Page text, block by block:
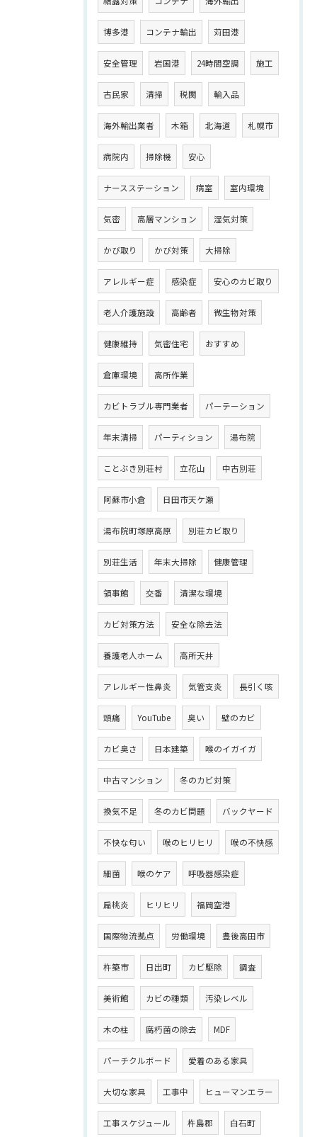
博多港 コンテナ輸出 苅田港
安全管理 岩国港 24時間空調 施工
古民家 清掃 税関 輸入品
海外輸出業者 木箱 北海道 札幌市
病院内 掃除機 安心
ナースステーション 病室 室内環境
気密 高層マンション 湿気対策
かび取り かび対策 大掃除
アレルギー症 感染症 安心のカビ取り
老人介護施設 高齢者 微生物対策
健康維持 気密住宅 おすすめ
倉庫環境 高所作業
カビトラブル専門業者 パーテーション
年末清掃 パーティション 湯布院
ことぶき別荘村 立花山 中古別荘
阿蘇市小倉 日田市天ケ瀬
湯布院町塚原高原 別荘カビ取り
別荘生活 年末大掃除 健康管理
領事館 交番 清潔な環境
カビ対策方法 安全な除去法
養護老人ホーム 高所天井
アレルギー性鼻炎 気管支炎 長引く咳
頭痛 YouTube 臭い 壁のカビ
カビ臭さ 日本建築 喉のイガイガ
中古マンション 冬のカビ対策
換気不足 冬のカビ問題 バックヤード
不快な匂い 喉のヒリヒリ 喉の不快感
細菌 喉のケア 呼吸器感染症
扁桃炎 ヒリヒリ 福岡空港
国際物流拠点 労働環境 豊後高田市
杵築市 日出町 カビ駆除 調査
美術館 カビの種類 汚染レベル
木の柱 腐朽菌の除去 MDF
パーチクルボード 愛着のある家具
大切な家具 工事中 ヒューマンエラー
工事スケジュール 杵島郡 白石町